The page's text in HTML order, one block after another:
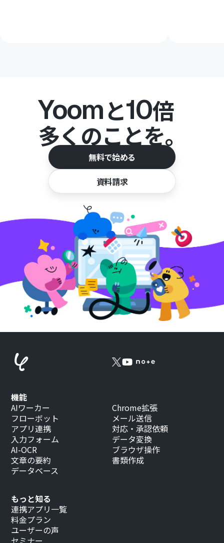
Yoomと10倍
多くのことを。
無料で始める
資料請求
もっと知る
連携アプリ一覧
料金プラン
ユーザーの声
セミナー
機能
AIワーカー
フローボット
アプリ連携
入力フォーム
AI-OCR
文章の要約
データベース
Chrome拡張
メール送信
対応・承認依頼
データ変換
ブラウザ操作
書類作成